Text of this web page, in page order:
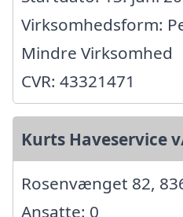
Virksomhedsform:
Mindre Virksomhed
CVR: 43321471
Kurts Haveservice
Rosenvænget 82,
Ansatte: 0